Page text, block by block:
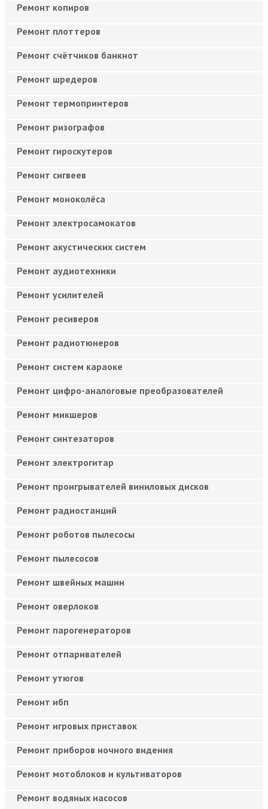
Ремонт копиров
Ремонт плоттеров
Ремонт счётчиков банкнот
Ремонт шредеров
Ремонт термопринтеров
Ремонт ризографов
Ремонт гироскутеров
Ремонт сигвеев
Ремонт моноколёса
Ремонт электросамокатов
Ремонт акустических систем
Ремонт аудиотехники
Ремонт усилителей
Ремонт ресиверов
Ремонт радиотюнеров
Ремонт систем караоке
Ремонт цифро-аналоговые преобразователей
Ремонт микшеров
Ремонт синтезаторов
Ремонт электрогитар
Ремонт проигрывателей виниловых дисков
Ремонт радиостанций
Ремонт роботов пылесосы
Ремонт пылесосов
Ремонт швейных машин
Ремонт оверлоков
Ремонт парогенераторов
Ремонт отпаривателей
Ремонт утюгов
Ремонт ибп
Ремонт игровых приставок
Ремонт приборов ночного видения
Ремонт мотоблоков и культиваторов
Ремонт водяных насосов